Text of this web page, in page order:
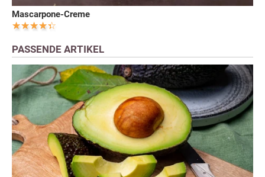
Mascarpone-Creme
PASSENDE ARTIKEL